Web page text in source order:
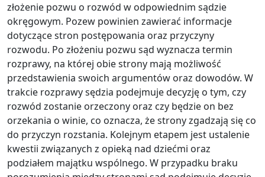
złożenie pozwu o rozwód w odpowiednim sądzie
okręgowym. Pozew powinien zawierać informacje
dotyczące stron postępowania oraz przyczyny
rozwodu. Po złożeniu pozwu sąd wyznacza termin
rozprawy, na której obie strony mają możliwość
przedstawienia swoich argumentów oraz dowodów. W
trakcie rozprawy sędzia podejmuje decyzję o tym, czy
rozwód zostanie orzeczony oraz czy będzie on bez
orzekania o winie, co oznacza, że strony zgadzają się co
do przyczyn rozstania. Kolejnym etapem jest ustalenie
kwestii związanych z opieką nad dziećmi oraz
podziałem majątku wspólnego. W przypadku braku